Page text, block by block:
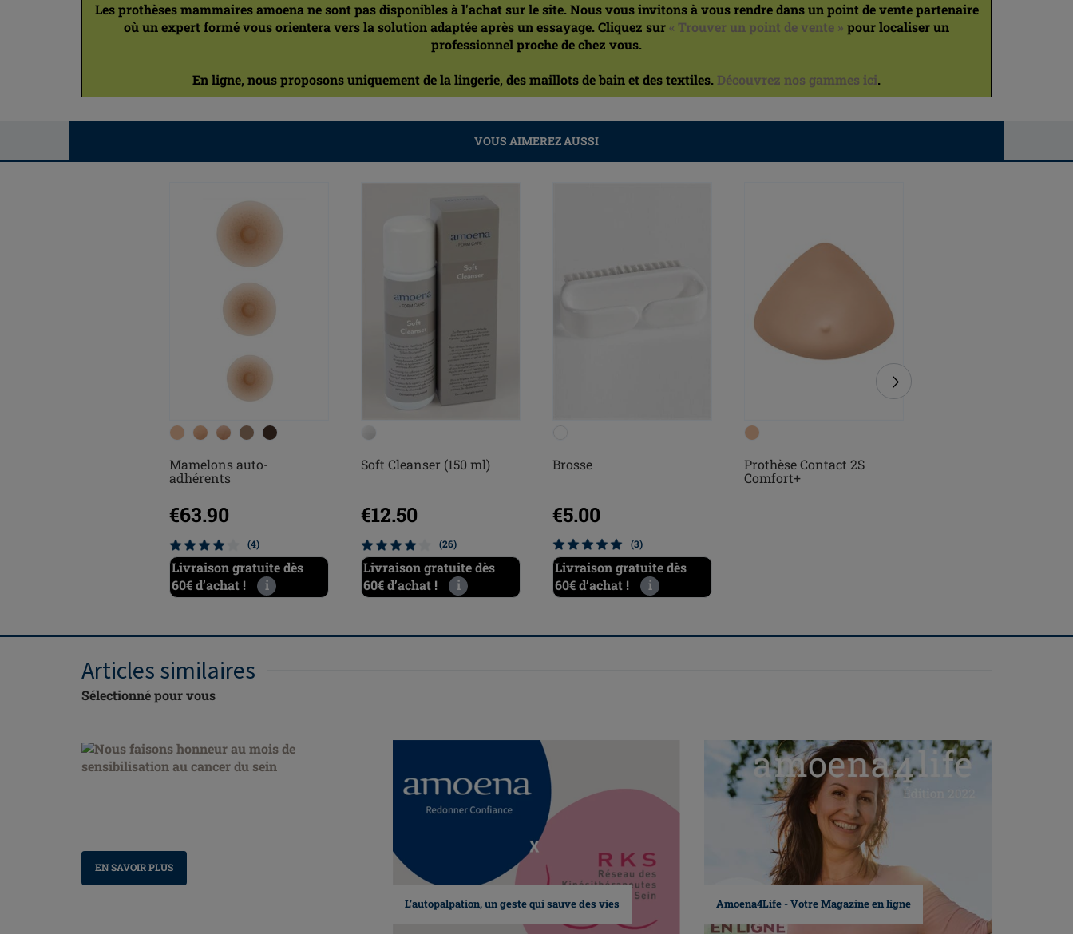
Les prothèses mammaires amoena ne sont pas disponibles à l'achat sur le site. Nous vous invitons à vous rendre dans un point de vente partenaire
où un expert formé vous orientera vers la solution adaptée après un essayage. Cliquez sur« Trouver un point de vente » pour localiser un
professionnel proche de chez vous.
En ligne, nous proposons uniquement de la lingerie, des maillots de bain et des textiles. Découvrez nos gammes ici.
VOUS AIMEREZ AUSSI
Mamelons auto-
adhérents
€63.90
(4)
Livraison gratuite dès
60€ d’achat !
i
Soft Cleanser (150 ml)
€12.50
(26)
Livraison gratuite dès
60€ d’achat !
i
Brosse
€5.00
(3)
Livraison gratuite dès
60€ d’achat !
i
Prothèse Contact 2S
Comfort+
Articles similaires
Sélectionné pour vous
EN SAVOIR PLUS
L’autopalpation, un geste qui sauve des vies Amoena4Life - Votre Magazine en ligne